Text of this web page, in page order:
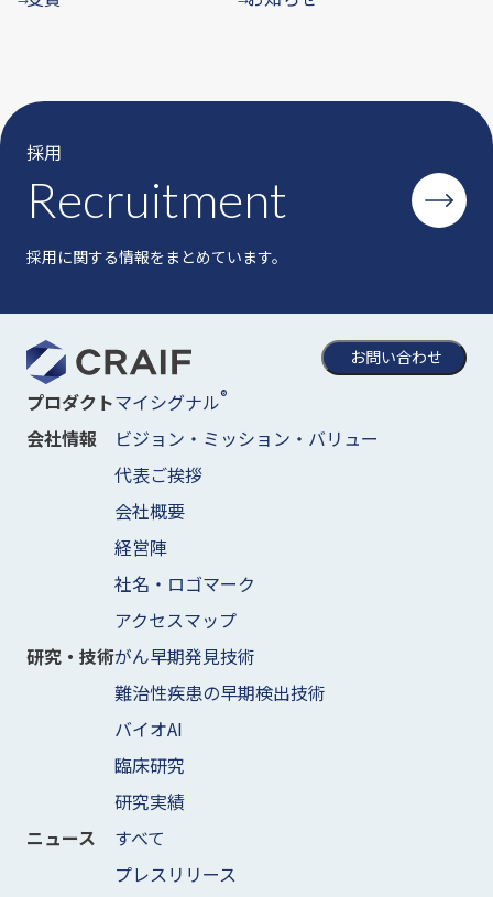
採用
Recruitment
採用に関する情報をまとめています。
お問い合わせ
プロダクトマイシグナル®
会社情報
ビジョン・ミッション・バリュー
代表ご挨拶
会社概要
経営陣
社名・ロゴマーク
アクセスマップ
研究・技術がん早期発見技術
難治性疾患の早期検出技術
バイオAI
臨床研究
研究実績
ニュース
すべて
プレスリリース